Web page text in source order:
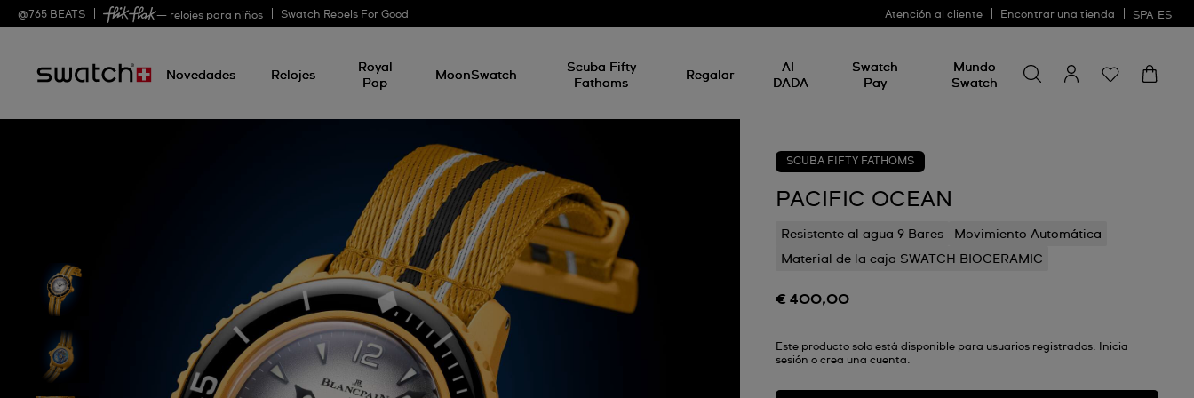
@ 765 BEATS — relojes para niños Swatch Rebels For Good Atención al cliente Encontrar una tienda SPA ES
Novedades Relojes
Royal
Pop
MoonSwatch
Scuba Fifty
Fathoms
Regalar
AI-
DADA
Swatch
Pay
Mundo
Swatch
algo
SCUBA FIFTY FATHOMS
PACIFIC OCEAN
Resistente al agua 9 Bares
Movimiento Automática
Material de la caja SWATCH BIOCERAMIC
€ 400,00
Este producto solo está disponible para usuarios registrados. Inicia
sesión o crea una cuenta.